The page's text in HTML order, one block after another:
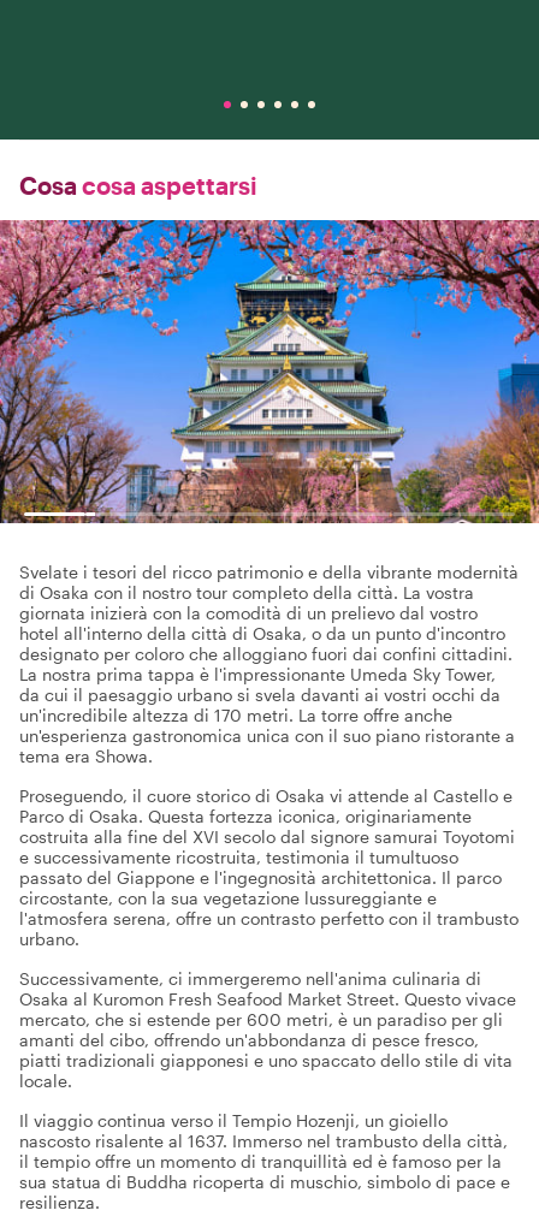
Cosa cosa aspettarsi
Svelate i tesori del ricco patrimonio e della vibrante modernità
di Osaka con il nostro tour completo della città. La vostra
giornata inizierà con la comodità di un prelievo dal vostro
hotel all'interno della città di Osaka, o da un punto d'incontro
designato per coloro che alloggiano fuori dai confini cittadini.
La nostra prima tappa è l'impressionante Umeda Sky Tower,
da cui il paesaggio urbano si svela davanti ai vostri occhi da
un'incredibile altezza di 170 metri. La torre offre anche
un'esperienza gastronomica unica con il suo piano ristorante a
tema era Showa.
Proseguendo, il cuore storico di Osaka vi attende al Castello e
Parco di Osaka. Questa fortezza iconica, originariamente
costruita alla fine del XVI secolo dal signore samurai Toyotomi
e successivamente ricostruita, testimonia il tumultuoso
passato del Giappone e l'ingegnosità architettonica. Il parco
circostante, con la sua vegetazione lussureggiante e
l'atmosfera serena, offre un contrasto perfetto con il trambusto
urbano.
Successivamente, ci immergeremo nell'anima culinaria di
Osaka al Kuromon Fresh Seafood Market Street. Questo vivace
mercato, che si estende per 600 metri, è un paradiso per gli
amanti del cibo, offrendo un'abbondanza di pesce fresco,
piatti tradizionali giapponesi e uno spaccato dello stile di vita
locale.
Il viaggio continua verso il Tempio Hozenji, un gioiello
nascosto risalente al 1637. Immerso nel trambusto della città,
il tempio offre un momento di tranquillità ed è famoso per la
sua statua di Buddha ricoperta di muschio, simbolo di pace e
resilienza.